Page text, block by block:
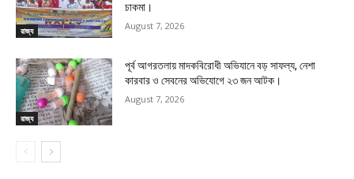
রাজ্য
চাকমা।
August 7, 2026
রাজ্য
পূর্ব আগরতলায় মাদকবিরোধী অভিযানে বড় সাফল্য, নেশা
কারবার ও সেবনের অভিযোগে ২৩ জন আটক।
August 7, 2026